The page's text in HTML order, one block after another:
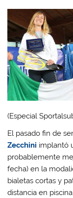
(Especial
El pasado fin de
Zecchini implantó
probablemente
fecha) en la
bialetas cortas y
distancia en